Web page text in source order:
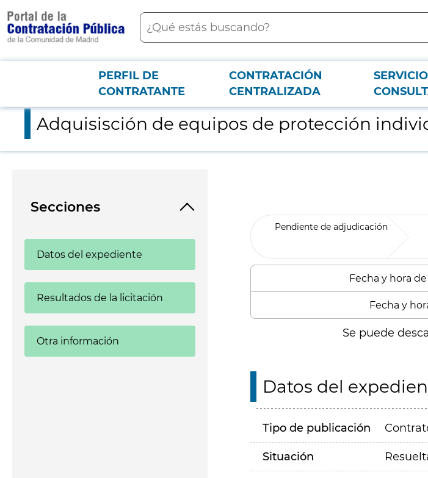
contenido
principal
Buscar
Menú PCON
PERFIL DE
CONTRATANTE
CONTRATACIÓN
CENTRALIZADA
Adquisisción de equipos de protección individual
Adquisisción de equipos de protección
Secciones
Datos del expediente
Resultados de la licitación
Otra información
Pendiente de adjudicación
Fecha y hora
Fecha y
Se puede
Datos del
Tipo de publicación
Situación